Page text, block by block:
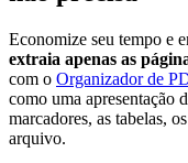
Economize seu tempo e
extraia apenas as
com o Organizador de
como uma apresentação
marcadores, as tabelas,
arquivo.